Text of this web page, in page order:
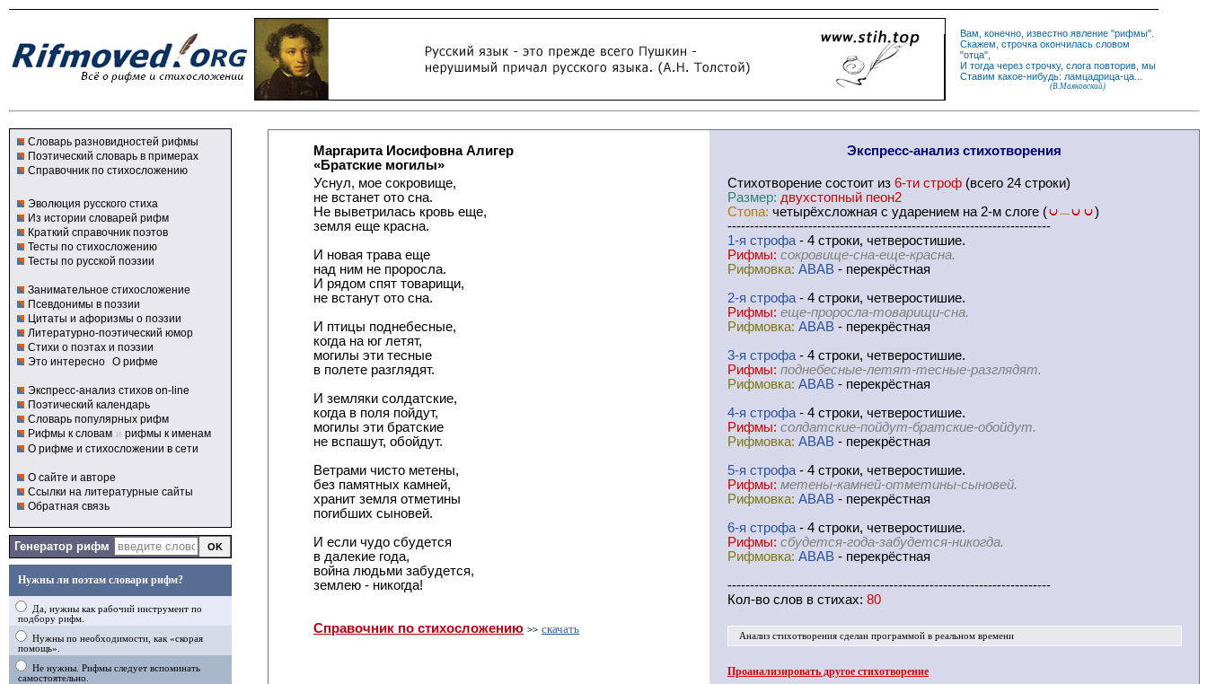
Вам, конечно, известно явление "рифмы".
Скажем, строчка окончилась словом
"отца",
И тогда через строчку, слога повторив, мы
Ставим какое-нибудь: ламцадрица-ца...
(В.Маяковский)
Словарь разновидностей рифмы
Поэтический словарь в примерах
Справочник по стихосложению
Эволюция русского стиха
Из истории словарей рифм
Краткий справочник поэтов
Тесты по стихосложению
Тесты по русской поэзии
Занимательное стихосложение
Псевдонимы в поэзии
Цитаты и афоризмы о поэзии
Литературно-поэтический юмор
Стихи о поэтах и поэзии
Это интересно О рифме
Экспресс-анализ стихов on-line
Поэтический календарь
Словарь популярных рифм
Рифмы к словам и рифмы к именам
О рифме и стихосложении в сети
О сайте и авторе
Ссылки на литературные сайты
Обратная связь
Генератор рифм
Нужны ли поэтам словари рифм?
Да, нужны как рабочий инструмент по
подбору рифм.
Нужны по необходимости, как «скорая
помощь».
Не нужны. Рифмы следует вспоминать
самостоятельно.
Маргарита Иосифовна Алигер
«Братские могилы»
Уснул, мое сокровище,
не встанет ото сна.
Не выветрилась кровь еще,
земля еще красна.
И новая трава еще
над ним не проросла.
И рядом спят товарищи,
не встанут ото сна.
И птицы поднебесные,
когда на юг летят,
могилы эти тесные
в полете разглядят.
И земляки солдатские,
когда в поля пойдут,
могилы эти братские
не вспашут, обойдут.
Ветрами чисто метены,
без памятных камней,
хранит земля отметины
погибших сыновей.
И если чудо сбудется
в далекие года,
война людьми забудется,
землею - никогда!
Справочник по стихосложению >> скачать
Экспресс-анализ стихотворения
Cтихотворение состоит из 6-ти строф (всего 24 строки)
Размер: двухстопный пеон2
Стопа: четырёхсложная с ударением на 2-м слоге ( —
)
------------------------------------------------------------------------
1-я cтрофа - 4 строки, четверостишие.
Рифмы: сокровище-сна-еще-красна.
Рифмовка: ABAB - перекрёстная
2-я cтрофа - 4 строки, четверостишие.
Рифмы: еще-проросла-товарищи-сна.
Рифмовка: ABAB - перекрёстная
3-я cтрофа - 4 строки, четверостишие.
Рифмы: поднебесные-летят-тесные-разглядят.
Рифмовка: ABAB - перекрёстная
4-я cтрофа - 4 строки, четверостишие.
Рифмы: солдатские-пойдут-братские-обойдут.
Рифмовка: ABAB - перекрёстная
5-я cтрофа - 4 строки, четверостишие.
Рифмы: метены-камней-отметины-сыновей.
Рифмовка: ABAB - перекрёстная
6-я cтрофа - 4 строки, четверостишие.
Рифмы: сбудется-года-забудется-никогда.
Рифмовка: ABAB - перекрёстная
------------------------------------------------------------------------
Кол-во слов в стихах: 80
Анализ стихотворениясделан программой в реальном времени
Проанализировать другое стихотворение